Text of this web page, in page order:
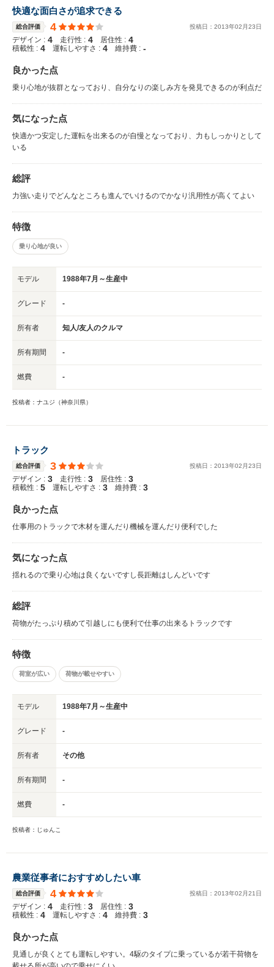
快適な面白さが追求できる
総合評価 4 投稿日： 2013年02 月23日
デザイン : 4 走行性 : 4 居住性 : 4
積載性 : 4 運転しやすさ : 4 維持費 : -
良かった点
乗り心地が抜群となっており、自分なりの楽しみ方を発見できるのが利点だ
気になった点
快適かつ安定した運転を出来るのが自慢となっており、力もしっかりとして
いる
総評
力強い走りでどんなところも進んでいけるのでかなり汎用性が高くてよい
特徴
乗り心地が良い
モデル 1988年7月～生産中
グレード -
所有者 知人/友人のクルマ
所有期間 -
燃費 -
投稿者：ナユジ（神奈川県）
トラック
総合評価 3 投稿日： 2013年02 月23日
デザイン : 3 走行性 : 3 居住性 : 3
積載性 : 5 運転しやすさ : 3 維持費 : 3
良かった点
仕事用のトラックで木材を運んだり機械を運んだり便利でした
気になった点
揺れるので乗り心地は良くないですし長距離はしんどいです
総評
荷物がたっぷり積めて引越しにも便利で仕事の出来るトラックです
特徴
荷室が広い 荷物が載せやすい
モデル 1988年7月～生産中
グレード -
所有者 その他
所有期間 -
燃費 -
投稿者：じゅんこ
農業従事者におすすめしたい車
総合評価 4 投稿日： 2013年02 月21 日
デザイン : 4 走行性 : 3 居住性 : 3
積載性 : 4 運転しやすさ : 4 維持費 : 3
良かった点
見通しが良くとても運転しやすい。4駆のタイプに乗っているが若干荷物を